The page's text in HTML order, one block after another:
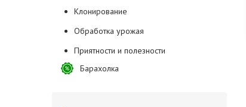
Клонирование
Обработка урожая
Приятности и полезности
Барахолка